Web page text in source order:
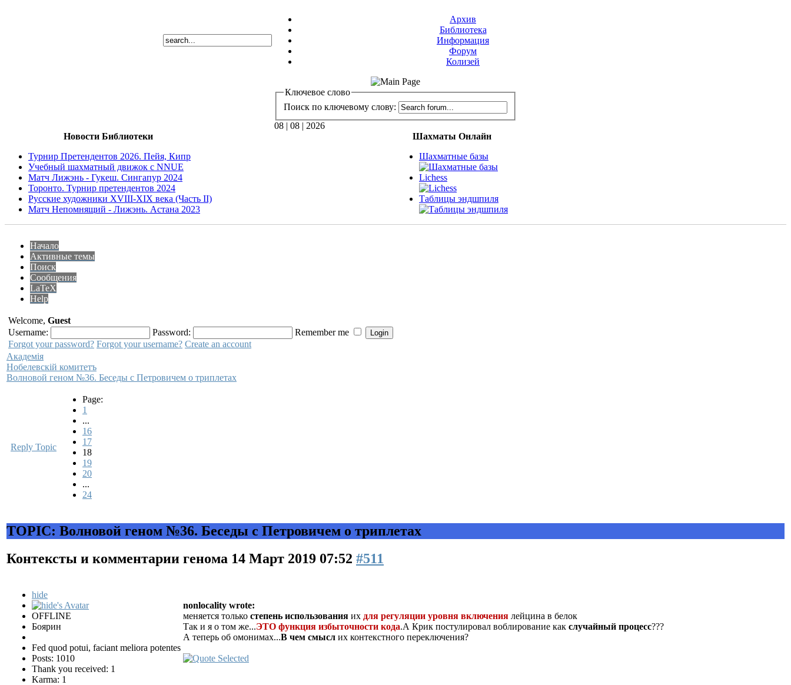
Архив
Библиотека
Информация
Форум
Колизей
Ключевое слово
Поиск по ключевому слову:
08 | 08 | 2026
Новости Библиотеки
Турнир Претендентов 2026. Пейя, Кипр
Учебный шахматный движок с NNUE
Матч Лижэнь - Гукеш. Сингапур 2024
Торонто. Турнир претендентов 2024
Русские художники XVIII-XIX века (Часть II)
Матч Непомнящий - Лижэнь. Астана 2023
Шахматы Онлайн
Шахматные базы
Lichess
Таблицы эндшпиля
Начало
Активные темы
Поиск
Сообщения
LaTeX
Help
Welcome, Guest
Username:
Password:
Remember me
Forgot your password? Forgot your username? Create an account
Академiя
Нобелевскiй комитетъ
Волновой геном №36. Беседы с Петровичем о триплетах
Reply Topic
Page:
1
...
16
17
18
19
20
...
24
TOPIC: Волновой геном №36. Беседы с Петровичем о триплетах
Контексты и комментарии генома 14 Март 2019 07:52 #511
hide
OFFLINE
Боярин
Fed quod potui, faciant meliora potentes
Posts: 1010
Thank you received: 1
Karma: 1
nonlocality wrote:
меняется только степень использования их для регуляции уровня включения лейцина в белок
Так и я о том же...ЭТО функция избыточности кода.А Крик постулировал воблирование как случайный процесс???
А теперь об омонимах...В чем смысл их контекстного переключения?